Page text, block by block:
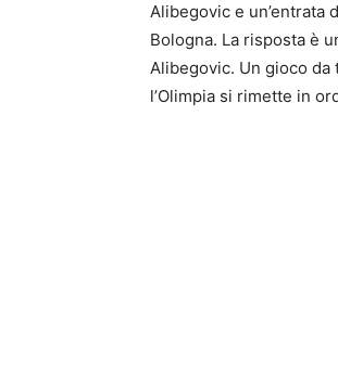
Alibegovic e un’entrata
Bologna. La risposta è
Alibegovic. Un gioco da
l’Olimpia si rimette in